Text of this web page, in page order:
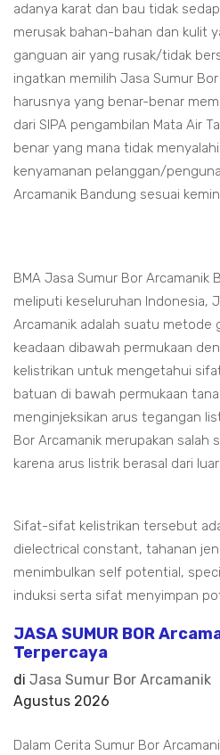
adanya karat dan bau tidak
merusak bahan-bahan dan kulit
ganguan air yang rusak/tidak
ingatkan memilih Jasa Sumur
harusnya yang benar-benar
dari SIPA pengambilan Mata Air
benar yang mana tidak
kenyamanan pelanggan/
Arcamanik Bandung sesuai
BMA Jasa Sumur Bor Arcamanik
meliputi keseluruhan Indonesia,
Arcamanik adalah suatu metode
keadaan dibawah permukaan
kelistrikan untuk mengetahui
batuan di bawah permukaan
menginjeksikan arus tegangan
Bor Arcamanik merupakan salah
karena arus listrik berasal dari
Sifat-sifat kelistrikan tersebut
dielectrical constant, tahanan
menimbulkan self potential,
induksi serta sifat menyimpan
JASA SUMUR BOR
Terpercaya
di Jasa Sumur Bor Arcamanik
Agustus 2026
Dalam Cerita Sumur Bor